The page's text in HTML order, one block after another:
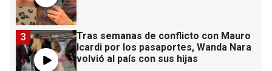
Tras semanas de conflicto con Mauro
Icardi por los pasaportes, Wanda Nara
volvió al país con sus hijas
3